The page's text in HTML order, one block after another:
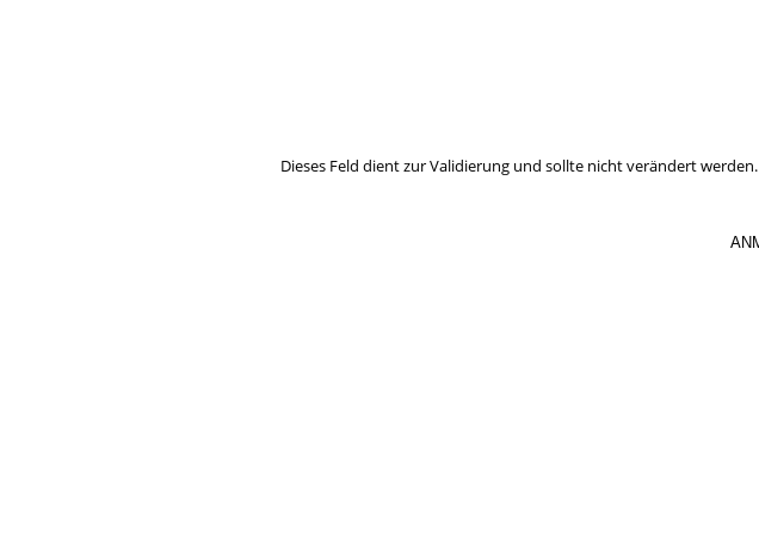
Dieses Feld dient zur Validierung und sollte nicht verändert werden.